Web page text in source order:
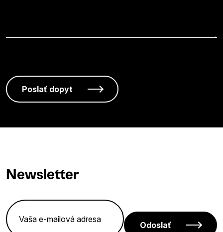
Newsletter
Odoslať